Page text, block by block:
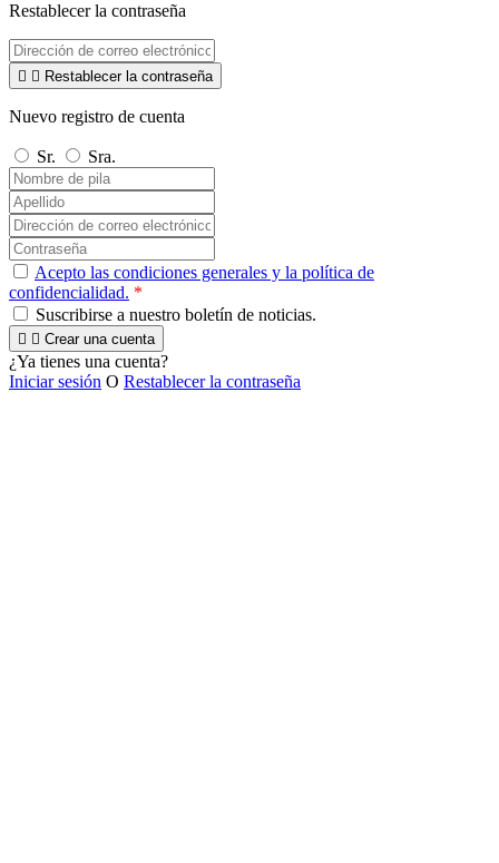
Restablecer la contraseña
  Restablecer la contraseña
Nuevo registro de cuenta
Sr. Sra.
Acepto las condiciones generales y la política de
confidencialidad. *
Suscribirse a nuestro boletín de noticias.
  Crear una cuenta
¿Ya tienes una cuenta?
Iniciar sesión O Restablecer la contraseña